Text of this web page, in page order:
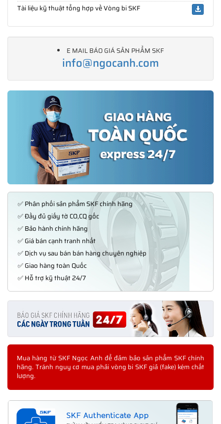
Tài liệu kỹ thuật tổng hợp về Vòng bi SKF
E MAIL BÁO GIÁ SẢN PHẨM SKF
info@ngocanh.com
✅ Phân phối sản phẩm SKF chính hãng
✅ Đầy đủ giấy tờ CO,CQ gốc
✅ Bảo hành chính hãng
✅ Giá bán cạnh tranh nhất
✅ Dịch vụ sau bán bán hàng chuyên nghiệp
✅ Giao hàng toàn Quốc
✅ Hỗ trợ kỹ thuật 24/7
Mua hàng từ SKF Ngọc Anh để đảm bảo sản phẩm SKF chính
hãng. Tránh nguy cơ mua phải vòng bi SKF giả (fake) kém chất
lượng.